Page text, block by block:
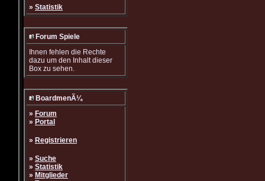
» Statistik
Forum Spiele
Ihnen fehlen die Rechte
dazu um den Inhalt dieser
Box zu sehen.
BoardmenÃ¼
» Forum
» Portal
» Registrieren
» Suche
» Statistik
» Mitglieder